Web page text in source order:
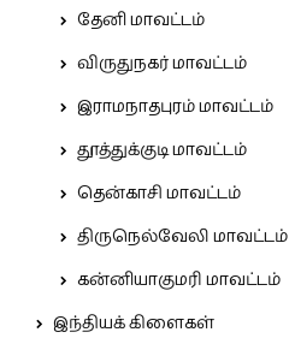
தேனி மாவட்டம்
விருதுநகர் மாவட்டம்
இராமநாதபுரம் மாவட்டம்
தூத்துக்குடி மாவட்டம்
தென்காசி மாவட்டம்
திருநெல்வேலி மாவட்டம்
கன்னியாகுமரி மாவட்டம்
இந்தியக் கிளைகள்